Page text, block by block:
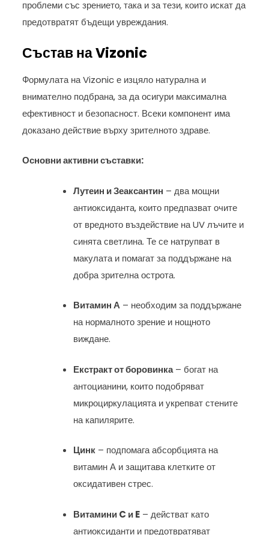
проблеми със зрението, така и за тези, които искат да
предотвратят бъдещи увреждания.
Състав на Vizonic
Формулата на Vizonic е изцяло натурална и
внимателно подбрана, за да осигури максимална
ефективност и безопасност. Всеки компонент има
доказано действие върху зрителното здраве.
Основни активни съставки:
Лутеин и Зеаксантин – два мощни
антиоксиданта, които предпазват очите
от вредното въздействие на UV лъчите и
синята светлина. Те се натрупват в
макулата и помагат за поддържане на
добра зрителна острота.
Витамин А – необходим за поддържане
на нормалното зрение и нощното
виждане.
Екстракт от боровинка– богат на
антоцианини, които подобряват
микроциркулацията и укрепват стените
на капилярите.
Цинк – подпомага абсорбцията на
витамин А и защитава клетките от
оксидативен стрес.
Витамини C и E – действат като
антиоксиданти и предотвратяват